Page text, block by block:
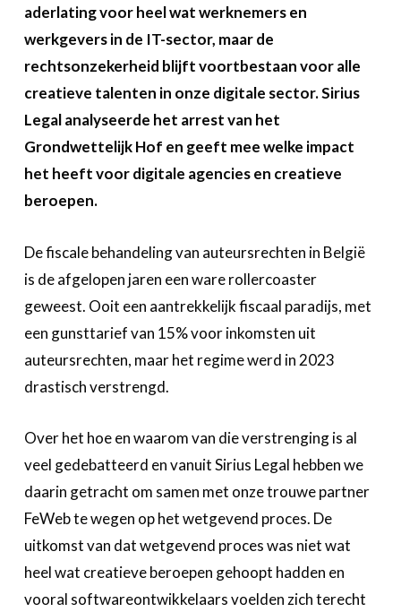
aderlating voor heel wat werknemers en
werkgevers in de IT-sector, maar de
rechtsonzekerheid blijft voortbestaan voor alle
creatieve talenten in onze digitale sector. Sirius
Legal analyseerde het arrest van het
Grondwettelijk Hof en geeft mee welke impact
het heeft voor digitale agencies en creatieve
beroepen.
De fiscale behandeling van auteursrechten in België
is de afgelopen jaren een ware rollercoaster
geweest. Ooit een aantrekkelijk fiscaal paradijs, met
een gunsttarief van 15% voor inkomsten uit
auteursrechten, maar het regime werd in 2023
drastisch verstrengd.
Over het hoe en waarom van die verstrenging is al
veel gedebatteerd en vanuit Sirius Legal hebben we
daarin getracht om samen met onze trouwe partner
FeWeb te wegen op het wetgevend proces. De
uitkomst van dat wetgevend proces was niet wat
heel wat creatieve beroepen gehoopt hadden en
vooral softwareontwikkelaars voelden zich terecht